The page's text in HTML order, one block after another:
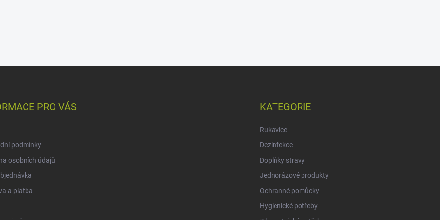
PRO VÁS
podmínky
osobních údajů
a platba
KATEGORIE
Rukavice
Dezinfekce
Doplňky stravy
Jednorázové produkty
Ochranné pomůcky
Hygienické potřeby